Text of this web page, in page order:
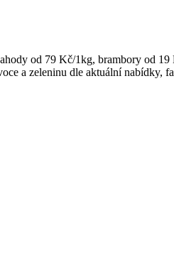
od 79 Kč/1kg, brambory od
a zeleninu dle aktuální nabídky,